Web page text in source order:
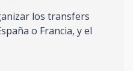
los transfers
o Francia, y el